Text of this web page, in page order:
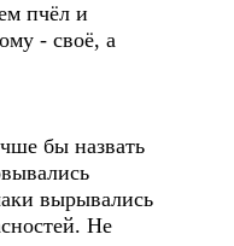
пчёл и
- своё, а
бы назвать
вырывались
Не